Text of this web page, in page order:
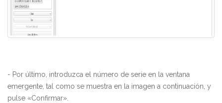
- Por último, introduzca el número de serie en la ventana
emergente, tal como se muestra en la imagen a continuación, y
pulse «Confirmar».